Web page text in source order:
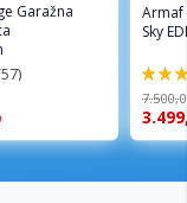
Garažna
Armaf
Sky
94%